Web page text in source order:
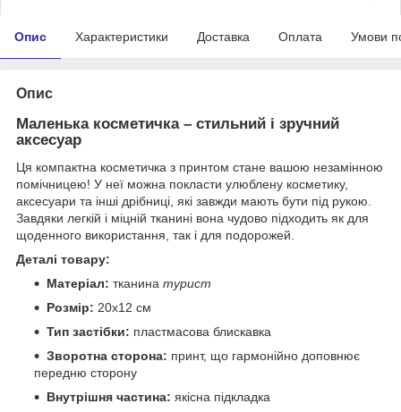
Опис Характеристики Доставка Оплата Умови
Опис
Маленька косметичка – стильний і зручний
аксесуар
Ця компактна косметичка з принтом стане вашою незамінною
помічницею! У неї можна покласти улюблену косметику,
аксесуари та інші дрібниці, які завжди мають бути під рукою.
Завдяки легкій і міцній тканині вона чудово підходить як для
щоденного використання, так і для подорожей.
Деталі товару:
Матеріал: тканина турист
Розмір: 20х12 см
Тип застібки: пластмасова блискавка
Зворотна сторона: принт, що гармонійно доповнює
передню сторону
Внутрішня частина: якісна підкладка